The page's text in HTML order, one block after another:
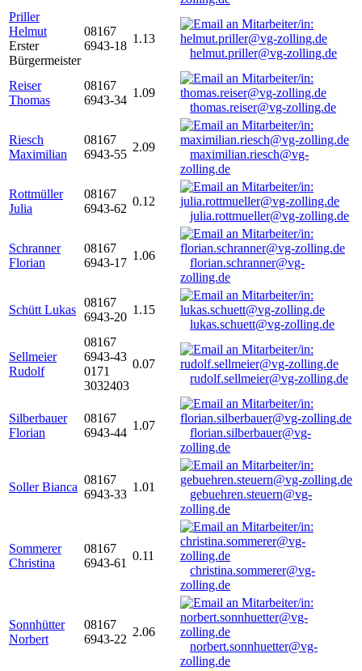
Priller
Helmut
Erster
Bürgermeister
08167
6943-18
1.13
helmut.priller@vg-zolling.de
Reiser
Thomas
08167
6943-34
1.09
thomas.reiser@vg-zolling.de
Riesch
Maximilian
08167
6943-55
2.09
maximilian.riesch@vg-
zolling.de
Rottmüller
Julia
08167
6943-62
0.12
julia.rottmueller@vg-zolling.de
Schranner
Florian
08167
6943-17
1.06
florian.schranner@vg-
zolling.de
Schütt Lukas
08167
6943-20
1.15
lukas.schuett@vg-zolling.de
Sellmeier
Rudolf
08167
6943-43
0171
3032403
0.07
rudolf.sellmeier@vg-zolling.de
Silberbauer
Florian
08167
6943-44
1.07
florian.silberbauer@vg-
zolling.de
Soller Bianca
08167
6943-33
1.01
gebuehren.steuern@vg-
zolling.de
Sommerer
Christina
08167
6943-61
0.11
christina.sommerer@vg-
zolling.de
Sonnhütter
Norbert
08167
6943-22
2.06
norbert.sonnhuetter@vg-
zolling.de